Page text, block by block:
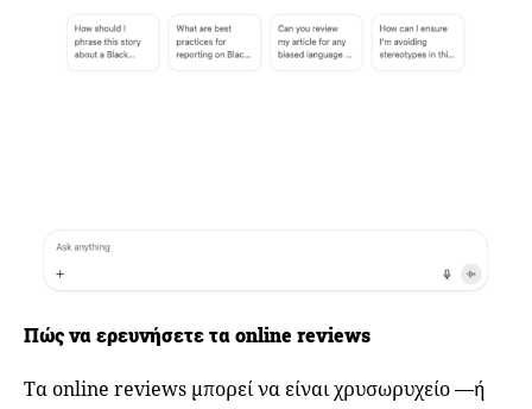
Πώς να ερευνήσετε τα online reviews
Τα online reviews μπορεί να είναι χρυσωρυχείο —ή